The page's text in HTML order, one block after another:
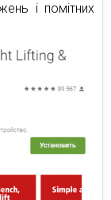
і помітних